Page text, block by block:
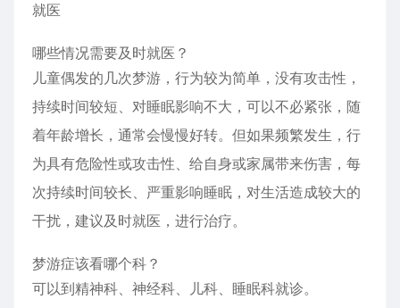
就医
哪些情况需要及时就医？
儿童偶发的几次梦游，行为较为简单，没有攻击性，
持续时间较短、对睡眠影响不大，可以不必紧张，随
着年龄增长，通常会慢慢好转。但如果频繁发生，行
为具有危险性或攻击性、给自身或家属带来伤害，每
次持续时间较长、严重影响睡眠，对生活造成较大的
干扰，建议及时就医，进行治疗。
梦游症该看哪个科？
可以到精神科、神经科、儿科、睡眠科就诊。